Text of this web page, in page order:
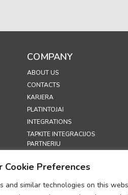
Cookie Preferences
and similar technologies on this
COMPANY
ABOUT US
CONTACTS
KARJERA
PLATINTOJAI
INTEGRATIONS
TAPKITE INTEGRACIJOS
PARTNERIU
SECURITY